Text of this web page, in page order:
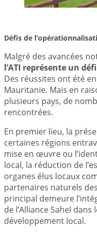
Défis de
Malgré des avancées
l’ATI représente un
Des réussites ont été
Mauritanie. Mais en
plusieurs pays, de
rencontrées.
En premier lieu, la
certaines régions
mise en œuvre ou
local, la réduction de
organes élus locaux
partenaires naturels
principal demeure
de l’Alliance Sahel
développement local.